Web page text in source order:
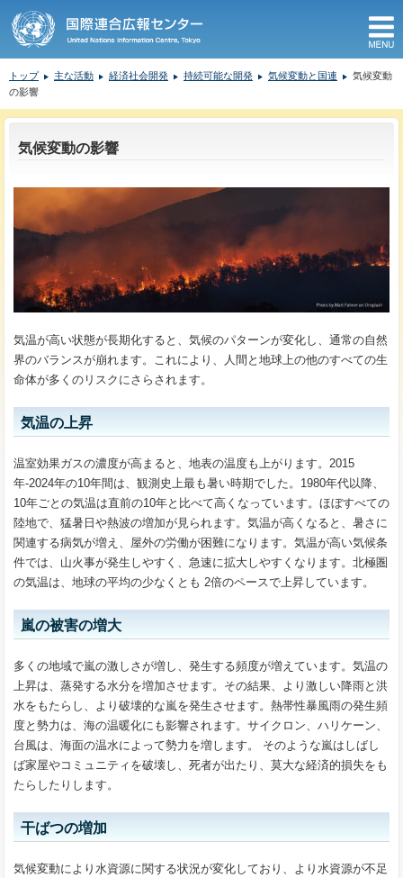
トップ 主な活動 経済社会開発 持続可能な開発 気候変動と国連
気候変動
の影響
気候変動の影響
気温が高い状態が長期化すると、気候のパターンが変化し、通常の自然
界のバランスが崩れます。これにより、人間と地球上の他のすべての生
命体が多くのリスクにさらされます。
気温の上昇
温室効果ガスの濃度が高まると、地表の温度も上がります。2015
年-2024年の10年間は、観測史上最も暑い時期でした。1980年代以降、
10年ごとの気温は直前の10年と比べて高くなっています。ほぼすべての
陸地で、猛暑日や熱波の増加が見られます。気温が高くなると、暑さに
関連する病気が増え、屋外の労働が困難になります。気温が高い気候条
件では、山火事が発生しやすく、急速に拡大しやすくなります。北極圏
の気温は、地球の平均の少なくとも 2倍のペースで上昇しています。
嵐の被害の増大
多くの地域で嵐の激しさが増し、発生する頻度が増えています。気温の
上昇は、蒸発する水分を増加させます。その結果、より激しい降雨と洪
水をもたらし、より破壊的な嵐を発生させます。熱帯性暴風雨の発生頻
度と勢力は、海の温暖化にも影響されます。サイクロン、ハリケーン、
台風は、海面の温水によって勢力を増します。 そのような嵐はしばし
ば家屋やコミュニティを破壊し、死者が出たり、莫大な経済的損失をも
たらしたりします。
干ばつの増加
気候変動により水資源に関する状況が変化しており、より水資源が不足